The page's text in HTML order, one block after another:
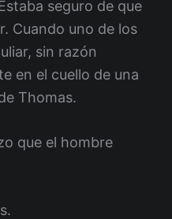
seguro de que
Cuando uno de los
sin razón
en el cuello de una
Thomas.
que el hombre